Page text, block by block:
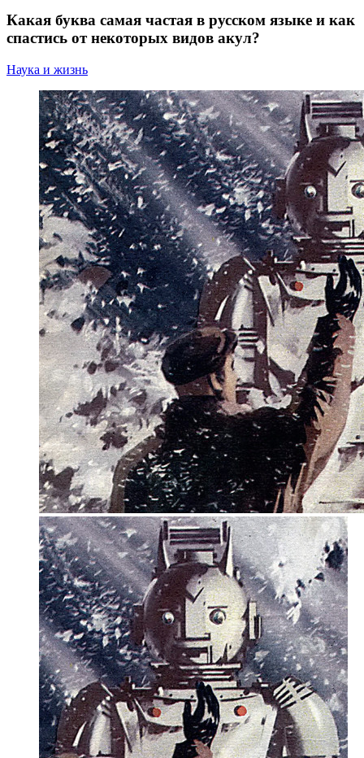
Какая буква самая частая в русском языке и как
спастись от некоторых видов акул?
Наука и жизнь